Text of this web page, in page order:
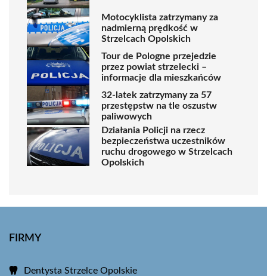
Motocyklista zatrzymany za
nadmierną prędkość w
Strzelcach Opolskich
Tour de Pologne przejedzie
przez powiat strzelecki –
informacje dla mieszkańców
32-latek zatrzymany za 57
przestępstw na tle oszustw
paliwowych
Działania Policji na rzecz
bezpieczeństwa uczestników
ruchu drogowego w Strzelcach
Opolskich
FIRMY
Dentysta Strzelce Opolskie